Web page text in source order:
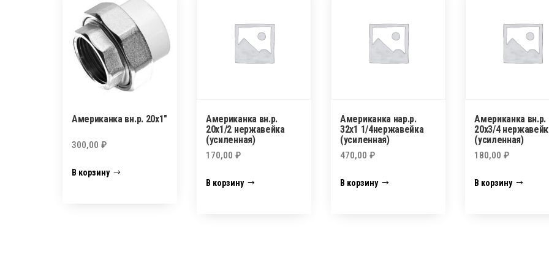
Американка вн.р. 20х1″
300,00 ₽
В корзину
Американка вн.р.
20х1/2 нержавейка
(усиленная)
170,00₽
В корзину
Американка нар.р.
32х1 1/4нержавейка
(усиленная)
470,00₽
В корзину
Американка вн.р.
20х3/4
(усиленная)
180,00₽
В корзину